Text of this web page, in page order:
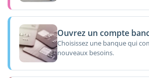
Ouvrez un compte
Choisissez une banque qui
nouveaux besoins.